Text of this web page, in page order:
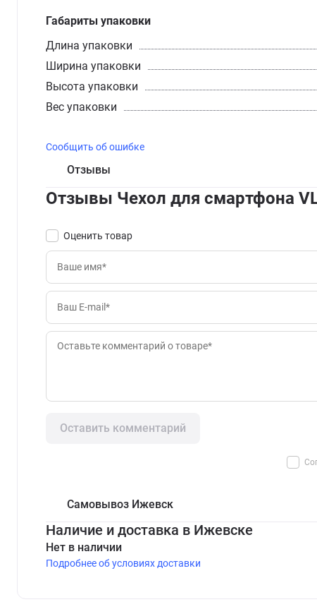
Габариты упаковки
Длина упаковки
Ширина упаковки
Высота упаковки
Вес упаковки
Сообщить об ошибке
Отзывы
Отзывы Чехол для смартфона
Оценить товар
Оставить комментарий
Самовывоз Ижевск
Наличие и доставка в Ижевске
Нет в наличии
Подробнее об условиях доставки